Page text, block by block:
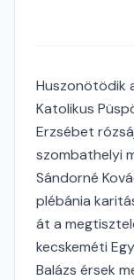
Huszonötödik
Katolikus
Erzsébet
szombathelyi
Sándorné
plébánia
át a
kecskeméti
Balázs érsek